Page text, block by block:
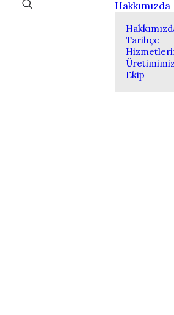
Hakkımızda
Tarihçe
Üretimimiz
Ekip